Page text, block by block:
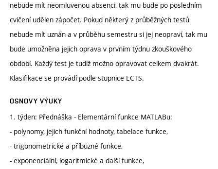
nebude mít neomluvenou absenci, tak mu bude po posledním
cvičení udělen zápočet. Pokud některý z průběžných testů
nebude mít uznán a v průběhu semestru si jej neopraví, tak mu
bude umožněna jejich oprava v prvním týdnu zkouškového
období. Každý test je tudíž možno opravovat celkem dvakrát.
Klasifikace se provádí podle stupnice ECTS.
OSNOVY VÝUKY
1. týden: Přednáška - Elementární funkce MATLABu:
- polynomy, jejich funkční hodnoty, tabelace funkce,
- trigonometrické a příbuzné funkce,
- exponenciální, logaritmické a další funkce,